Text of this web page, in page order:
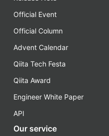
Official Event
Official Column
Advent Calendar
Qiita Tech Festa
Qiita Award
Engineer White Paper
API
Our service